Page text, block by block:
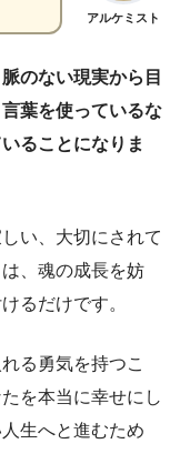
アルケミスト
のない現実から目
葉を使っているな
ることになりま
い、大切にされて
、魂の成長を妨
るだけです。
る勇気を持つこ
を本当に幸せにし
生へと進むため